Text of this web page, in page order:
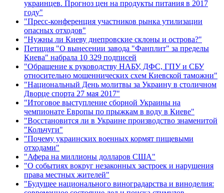
украинцев. Прогноз цен на продукты питания в 2017
году"
"Пресс-конференция участников рынка утилизации
опасных отходов"
"Нужны ли Киеву днепровские склоны и острова?"
Петиция "О вынесении завода "Фанплит" за пределы
Киева" набрала 10 329 подписей
"Обращение к руководству НАБУ, ДФС, ГПУ и СБУ
относительно мошеннических схем Киевской таможни"
"Национальный День молитвы за Украину в столичном
Дворце спорта 27 мая 2017"
"Итоговое выступление сборной Украины на
чемпионате Европы по прыжкам в воду в Киеве"
"Восстановится ли в Украине производство знаменитой
"Кольчуги"
"Почему украинских военных кормят пищевыми
отходами"
"Афера на миллионы долларов США"
"О событиях вокруг незаконных застроек и нарушения
права местных жителей"
"Будущее национального виноградарства и виноделия: